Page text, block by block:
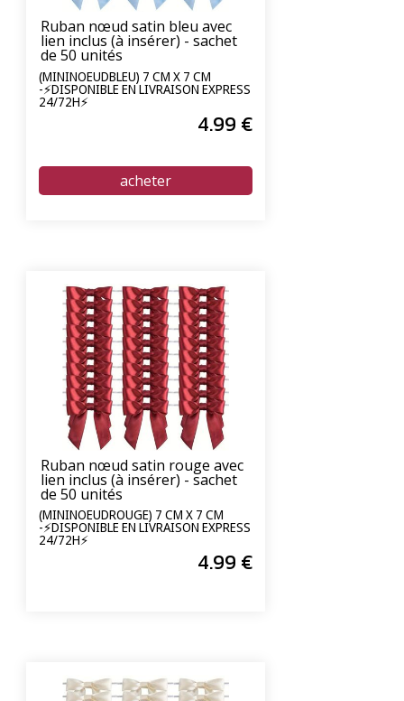
Ruban nœud satin bleu avec
lien inclus (à insérer) - sachet
de 50 unités
(MININOEUDBLEU) 7 CM X 7 CM
-⚡DISPONIBLE EN LIVRAISON EXPRESS
24/72H⚡
4.99 €
Ruban nœud satin rouge avec
lien inclus (à insérer) - sachet
de 50 unités
(MININOEUDROUGE) 7 CM X 7 CM
-⚡DISPONIBLE EN LIVRAISON EXPRESS
24/72H⚡
4.99 €